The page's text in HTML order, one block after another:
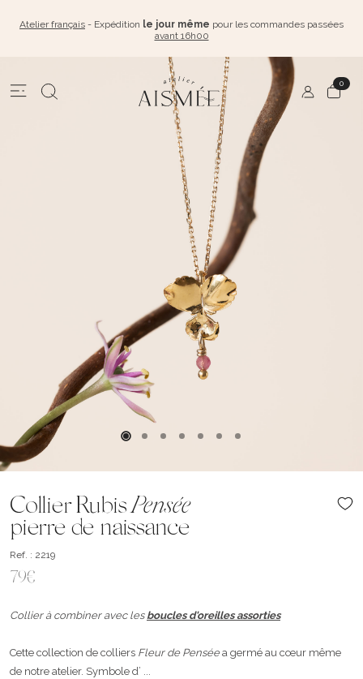
Atelier français - Expédition le jour même pour les commandes passées
avant 16h00
0
Collier RubisPensée
pierre de naissance
Ref. : 2219
79€
Collier à combiner avec les boucles d'oreilles assorties
Cette collection de colliers Fleur de Penséea germé au cœur même
de notre atelier. Symbole d’ ...